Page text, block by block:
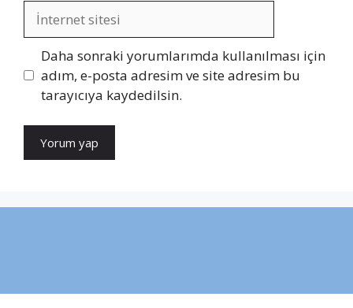
İnternet
sitesi
Daha sonraki yorumlarımda kullanılması için
adım, e-posta adresim ve site adresim bu
tarayıcıya kaydedilsin.